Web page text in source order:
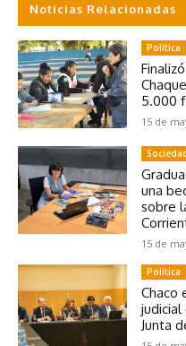
Noticias Relacionadas
Política
5.000
15 de
una
sobre
15 de
Política
Chaco
judicial
Junta